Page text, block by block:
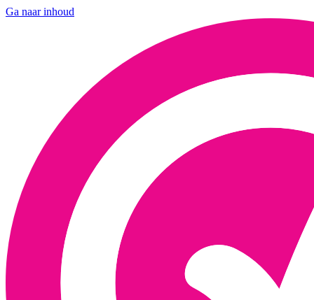
Ga naar inhoud